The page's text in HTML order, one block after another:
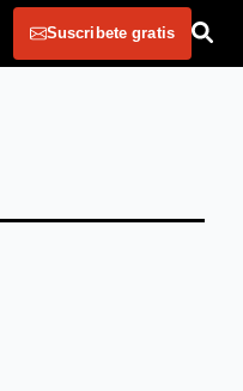
Suscribete gratis